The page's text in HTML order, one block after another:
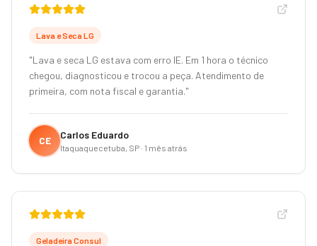
Lava e Seca LG
"Lava e seca LG estava com erro IE. Em 1 hora o técnico
chegou, diagnosticou e trocou a peça. Atendimento de
primeira, com nota fiscal e garantia."
CE Carlos Eduardo
Itaquaquecetuba, SP· 1 mês atrás
Geladeira Consul